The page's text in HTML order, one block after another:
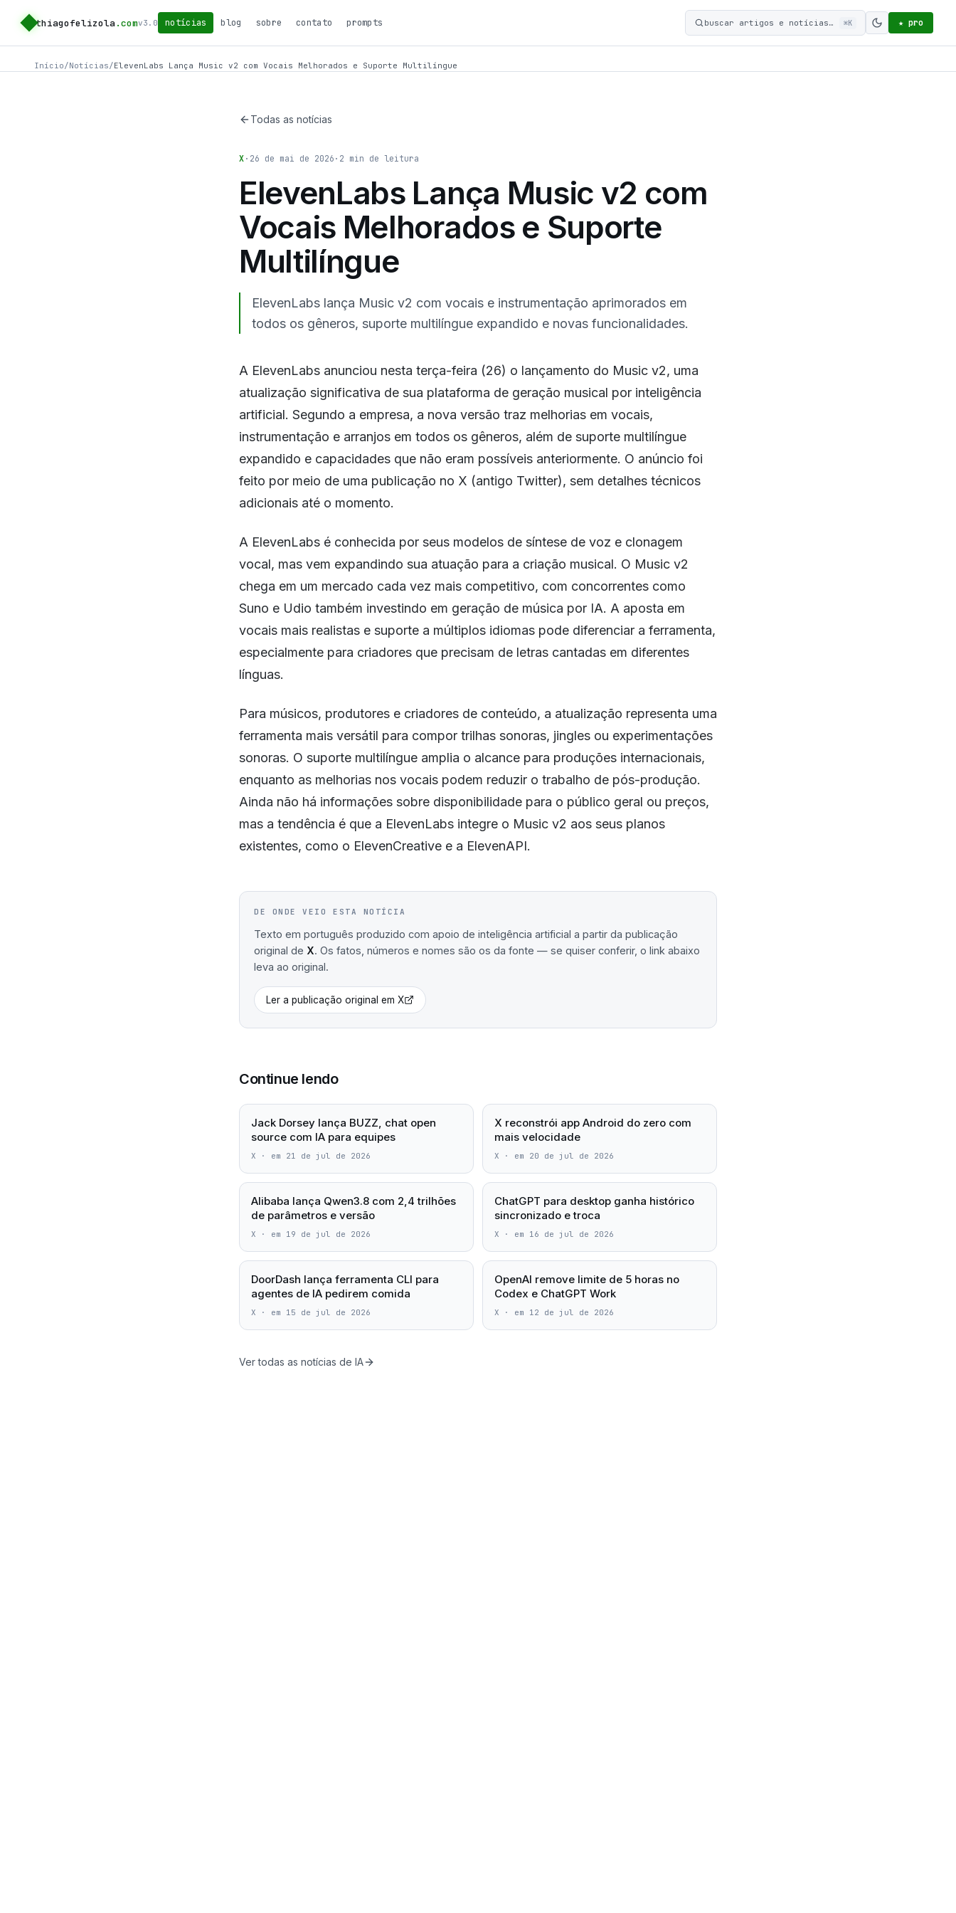
thiagofelizola .comv3.0 notícias blog sobre contato prompts buscar artigos e notícias… ⌘K
Ativar modo
★ pro
Início/Notícias/ElevenLabs Lança Music v2 com Vocais Melhorados e Suporte Multilíngue
Todas as notícias
X · 26 de mai de 2026 · 2 min de leitura
ElevenLabs Lança Music v2 com
Vocais Melhorados e Suporte
Multilíngue
ElevenLabs lança Music v2 com vocais e instrumentação aprimorados em
todos os gêneros, suporte multilíngue expandido e novas funcionalidades.
A ElevenLabs anunciou nesta terça-feira (26) o lançamento do Music v2, uma
atualização significativa de sua plataforma de geração musical por inteligência
artificial. Segundo a empresa, a nova versão traz melhorias em vocais,
instrumentação e arranjos em todos os gêneros, além de suporte multilíngue
expandido e capacidades que não eram possíveis anteriormente. O anúncio foi
feito por meio de uma publicação no X (antigo Twitter), sem detalhes técnicos
adicionais até o momento.
A ElevenLabs é conhecida por seus modelos de síntese de voz e clonagem
vocal, mas vem expandindo sua atuação para a criação musical. O Music v2
chega em um mercado cada vez mais competitivo, com concorrentes como
Suno e Udio também investindo em geração de música por IA. A aposta em
vocais mais realistas e suporte a múltiplos idiomas pode diferenciar a ferramenta,
especialmente para criadores que precisam de letras cantadas em diferentes
línguas.
Para músicos, produtores e criadores de conteúdo, a atualização representa uma
ferramenta mais versátil para compor trilhas sonoras, jingles ou experimentações
sonoras. O suporte multilíngue amplia o alcance para produções internacionais,
enquanto as melhorias nos vocais podem reduzir o trabalho de pós-produção.
Ainda não há informações sobre disponibilidade para o público geral ou preços,
mas a tendência é que a ElevenLabs integre o Music v2 aos seus planos
existentes, como o ElevenCreative e a ElevenAPI.
DE ONDE VEIO ESTA NOTÍCIA
Texto em português produzido com apoio de inteligência artificial a partir da publicação
original de X. Os fatos, números e nomes são os da fonte — se quiser conferir, o link abaixo
leva ao original.
Ler a publicação original em X
Continue lendo
Jack Dorsey lança BUZZ, chat open
source com IA para equipes
X · em 21 de jul de 2026
X reconstrói app Android do zero com
mais velocidade
X · em 20 de jul de 2026
Alibaba lança Qwen3.8 com 2,4 trilhões
de parâmetros e versão
X · em 19 de jul de 2026
ChatGPT para desktop ganha histórico
sincronizado e troca
X · em 16 de jul de 2026
DoorDash lança ferramenta CLI para
agentes de IA pedirem comida
X · em 15 de jul de 2026
OpenAI remove limite de 5 horas no
Codex e ChatGPT Work
X · em 12 de jul de 2026
Ver todas as notícias de IA